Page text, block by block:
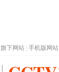
旗下网站 手机版网站